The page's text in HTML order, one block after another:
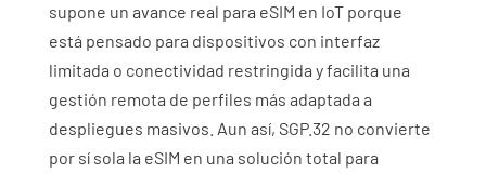
supone un avance real para eSIM en IoT porque
está pensado para dispositivos con interfaz
limitada o conectividad restringida y facilita una
gestión remota de perfiles más adaptada a
despliegues masivos. Aun así, SGP.32 no convierte
por sí sola la eSIM en una solución total para